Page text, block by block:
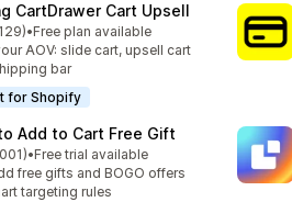
CartDrawer Cart Upsell
중
개
•Free plan available
AOV: slide cart, upsell cart
bar
for Shopify
Add to Cart Free Gift
중
개
•Free trial available
free gifts and BOGO offers
targeting rules